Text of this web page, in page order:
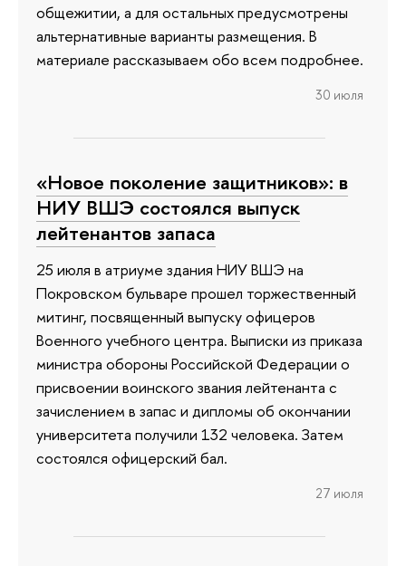
общежитии, а для остальных предусмотрены
альтернативные варианты размещения. В
материале рассказываем обо всем подробнее.
30 июля
«Новое поколение защитников»: в
НИУ ВШЭ состоялся выпуск
лейтенантов запаса
25 июля в атриуме здания НИУ ВШЭ на
Покровском бульваре прошел торжественный
митинг, посвященный выпуску офицеров
Военного учебного центра. Выписки из приказа
министра обороны Российской Федерации о
присвоении воинского звания лейтенанта с
зачислением в запас и дипломы об окончании
университета получили 132 человека. Затем
состоялся офицерский бал.
27 июля